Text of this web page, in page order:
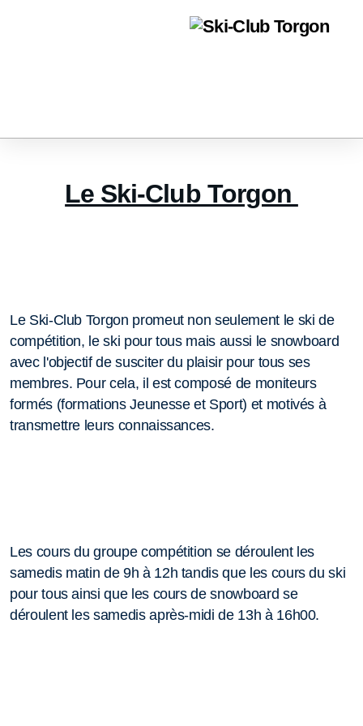
Le Ski-Club Torgon
Le Ski-Club Torgon promeut non seulement le ski de
compétition, le ski pour tous mais aussi le snowboard
avec l'objectif de susciter du plaisir pour tous ses
membres. Pour cela, il est composé de moniteurs
formés (formations Jeunesse et Sport) et motivés à
transmettre leurs connaissances.
Les cours du groupe compétition se déroulent les
samedis matin de 9h à 12h tandis que les cours du ski
pour tous ainsi que les cours de snowboard se
déroulent les samedis après-midi de 13h à 16h00.